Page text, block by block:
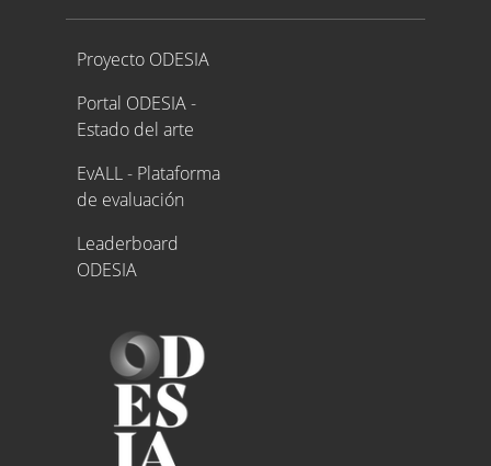
Proyecto ODESIA
Proyecto ODESIA
Portal ODESIA -
Estado del arte
EvALL - Plataforma
de evaluación
Leaderboard
ODESIA